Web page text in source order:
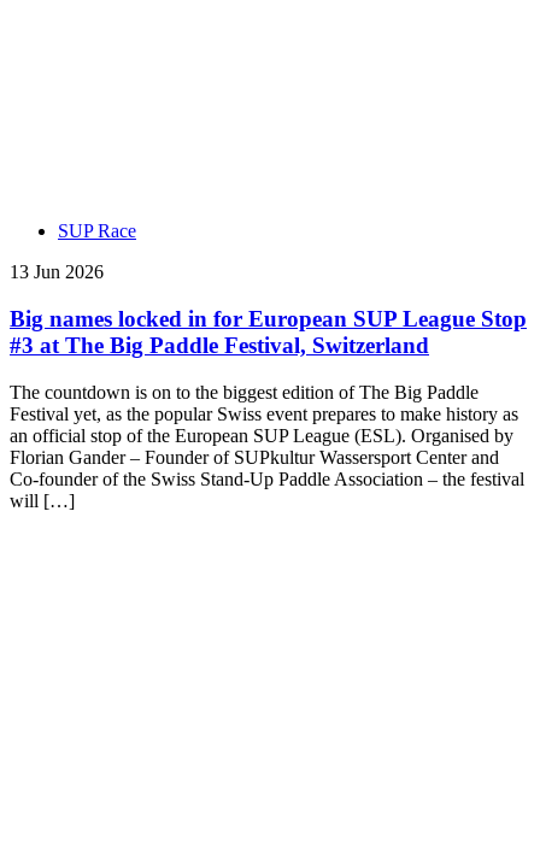
SUP Race
13 Jun 2026
Big names locked in for European SUP League Stop
#3 at The Big Paddle Festival, Switzerland
The countdown is on to the biggest edition of The Big Paddle
Festival yet, as the popular Swiss event prepares to make history as
an official stop of the European SUP League (ESL). Organised by
Florian Gander – Founder of SUPkultur Wassersport Center and
Co-founder of the Swiss Stand-Up Paddle Association – the festival
will […]